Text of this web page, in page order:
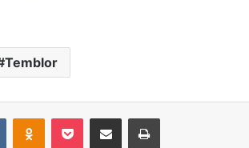
Temblor
VKontakteOdnoklassniki
Pocket compartit via email Print